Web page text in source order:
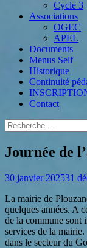
Cycle 3
Associations
OGEC
APEL
Documents
Menus Self
Historique
Continuité
Contact
Recherche
Rechercher :
secondaire
au
contenu
Journée de
Posted
30 janvier 202531
La mairie de
quelques années. A
de la commune sont
services de la
dans le secteur du